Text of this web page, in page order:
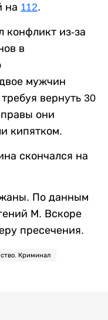
на 112.
из-за
в
мужчин
вернуть 30
они
кипятком.
скончался на
По данным
М. Вскоре
пресечения.
Криминал